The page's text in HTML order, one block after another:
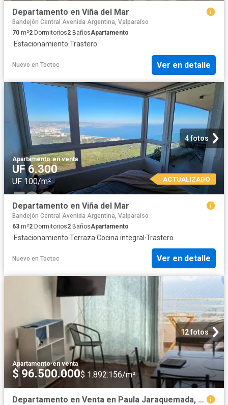
Departamento en Viña del Mar
Bandejón Central Avenida Argentina, Valparaíso
70 m²2 Dormitorios2 BañosApartamento
·Estacionamiento·Trastero
Nuevo en Toctoc Ver en detalle
4 fotos
Apartamento·en venta
UF 6.300
UF 100/m² ACTUALIZADO
Departamento en Viña del Mar
Bandejón Central Avenida Argentina, Valparaíso
63 m²2 Dormitorios2 BañosApartamento
·Estacionamiento·Terraza·Cocina integral ·Trastero
Nuevo en Toctoc Ver en detalle
12 fotos
Apartamento·en venta
$ 96.500.000$ 1.892.156/m²
Departamento en Venta en Paula Jaraquemada, placeres, Valparaíso